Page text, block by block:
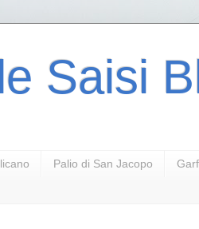
Saisi
Palio di San Jacopo